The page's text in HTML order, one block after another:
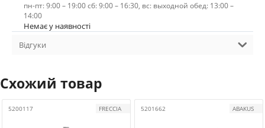
пн-пт: 9:00 – 19:00 сб: 9:00 – 16:30, вс: выходной обед: 13:00 –
14:00
Немає у наявності
Відгуки
Схожий товар
5200117 FRECCIA 5201662 ABAKUS